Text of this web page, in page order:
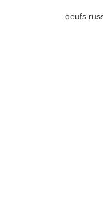
oeufs